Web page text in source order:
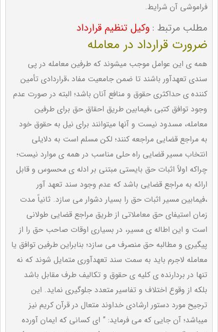
فراموشی آن شرایط.
مطلب مرتبط : وکیل تنظیم قرارداد
ضرورت قرارداد در معامله
همه ی این عوامل موجب میشوند که طرفین معامله در پی
سندی تعهدآور باشند تا ضمن جامعیت مفاد ،قراردادی تأمین
کننده ی حداکثری حقوق و منافع آنان باشد؛ البته در صورت عدم
وجود توافق کتبی ،فیمابین طریق احقاق حق برای طرفین
معامله، مسدود نیست و آنها میتوانند برای نیل به حقوق خود
به مراجع قضایی مراجعه کنند؛ لکن مسلم است به دلایلی
انتخاب مسیر قضایی راه حلی مناسب در همه ی موارد نیست؛
چراکه اولاً اثبات حق بایستی مبتنی بر ادله ی محسوس و قابل
ارائه به مراجع قضایی باشد که عدم وجود سند تعهد آور
،فیمابین مسیر اثبات حق را بسیار دشوار می سازد. ثانیاً مدت
زمان استیفای حق معاملاتی از طریق مراجع قضایی طولانی
است و این اطاله ی مسیر، در بسیاری اوقات صاحب حق را از
پیگیری و مطالبه حق منصرف می سازد؛ بنابراین طرفین توافق یا
معامله لاجرم باید به سمت سند تعهدآوری متمایل شوند که نه
تنها در بردارنده ی کلیه ی حقوق و تکالیف طرف مقابل باشد
بلکه از وقوع اختلاف و تفاسیر متعدد جلوگیری نماید. این
ترجیح مورد دستور ارشادی خداوند متعال در قرآن کریم نیز
میباشد؛ آن جایی که می فرماید: ” ای کسانی که ایمان آورده